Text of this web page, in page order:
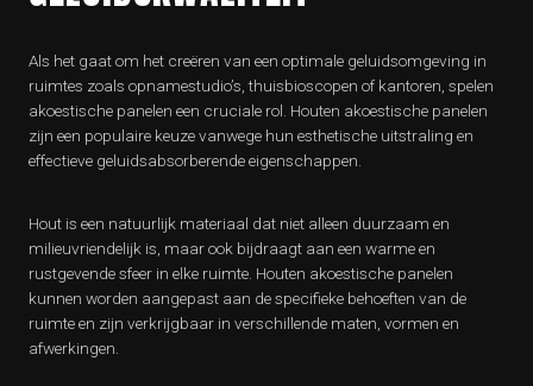
Als het gaat om het creëren van een optimale geluidsomgeving in
ruimtes zoals opnamestudio’s, thuisbioscopen of kantoren, spelen
akoestische panelen een cruciale rol. Houten akoestische panelen
zijn een populaire keuze vanwege hun esthetische uitstraling en
effectieve geluidsabsorberende eigenschappen.
Hout is een natuurlijk materiaal dat niet alleen duurzaam en
milieuvriendelijk is, maar ook bijdraagt aan een warme en
rustgevende sfeer in elke ruimte. Houten akoestische panelen
kunnen worden aangepast aan de specifieke behoeften van de
ruimte en zijn verkrijgbaar in verschillende maten, vormen en
afwerkingen.